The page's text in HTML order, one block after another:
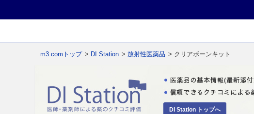
m3.comトップ > DI Station > 放射性医薬品 > クリアボーンキット
DI Station トップへ